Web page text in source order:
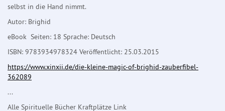
selbst in die Hand nimmt.
Autor: Brighid
eBook Seiten: 18 Sprache: Deutsch
ISBN: 9783934978324 Veröffentlicht: 25.03.2015
https://www.xinxii.de/die-kleine-magic-of-brighid-zauberfibel-
362089
...
Alle Spirituelle Bücher Kraftplätze Link